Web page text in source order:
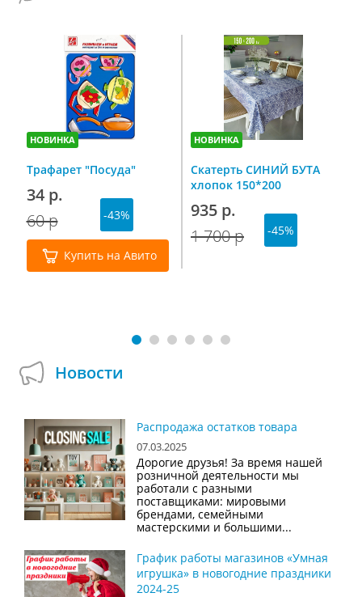
НОВИНКА
Трафарет "Посуда"
34 р.
60 р
-43%
Купить на Авито
НОВИНКА
Скатерть СИНИЙ БУТА
хлопок 150*200
935 р.
1 700 р
-45%
Новости
Распродажа остатков товара
07.03.2025
Дорогие друзья! За время нашей
розничной деятельности мы
работали с разными
поставщиками: мировыми
брендами, семейными
мастерскими и большими...
График работы магазинов «Умная
игрушка» в новогодние праздники
2024-25